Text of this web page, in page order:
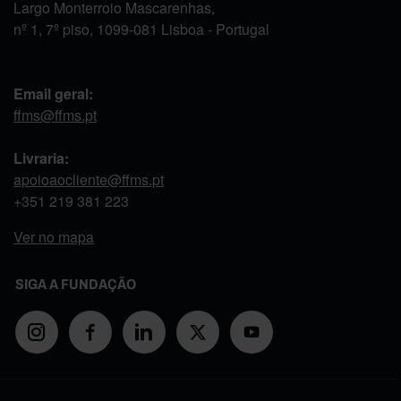
Largo Monterroio Mascarenhas,
nº 1, 7º piso, 1099-081 Lisboa - Portugal
Email geral:
ffms@ffms.pt
Livraria:
apoioaocliente@ffms.pt
+351 219 381 223
Ver no mapa
SIGA A FUNDAÇÃO